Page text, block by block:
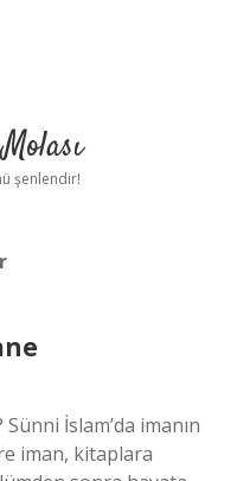
şenlendir!
İslam’da imanın
iman, kitaplara